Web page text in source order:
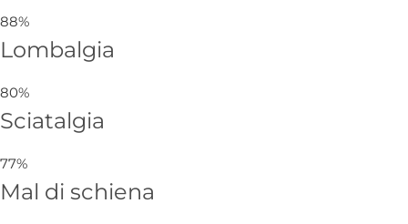
88%
Lombalgia
80%
Sciatalgia
77%
Mal di schiena